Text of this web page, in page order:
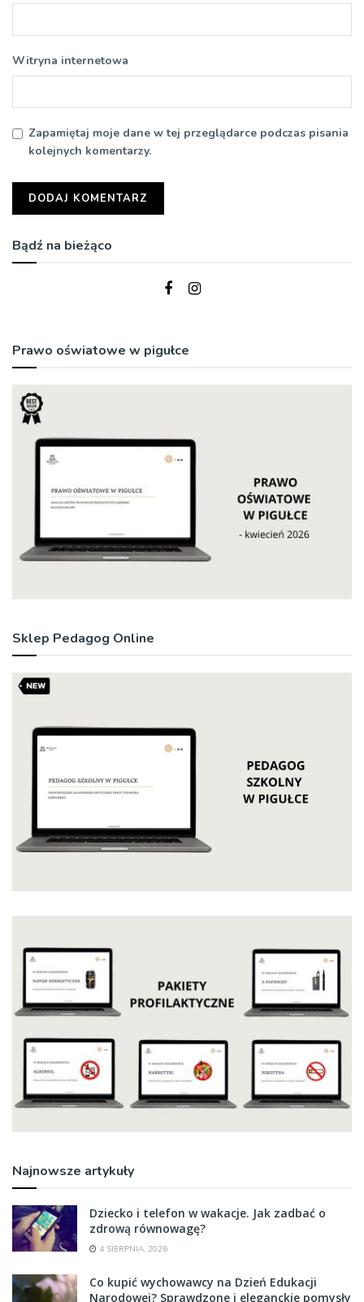
Witryna internetowa
Zapamiętaj moje dane w tej przeglądarce podczas pisania
kolejnych komentarzy.
Bądź na bieżąco
Prawo oświatowe w pigułce
Sklep Pedagog Online
Najnowsze artykuły
Dziecko i telefon w wakacje. Jak zadbać o
zdrową równowagę?
4 SIERPNIA, 2026
Co kupić wychowawcy na Dzień Edukacji
Narodowej? Sprawdzone i eleganckie pomysły